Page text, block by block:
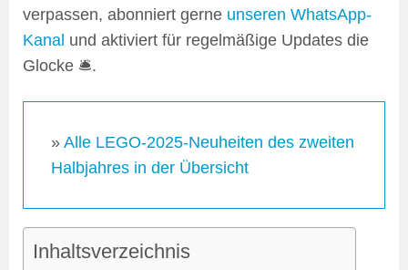
verpassen, abonniert gerne unseren WhatsApp-
Kanal und aktiviert für regelmäßige Updates die
Glocke 🛎️.
» Alle LEGO-2025-Neuheiten des zweiten
Halbjahres in der Übersicht
Inhaltsverzeichnis